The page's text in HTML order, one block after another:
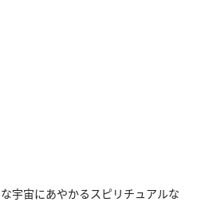
宇宙にあやかるスピリチュアルな